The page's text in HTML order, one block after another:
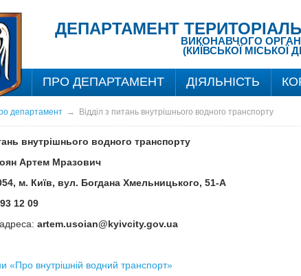
ДЕПАРТАМЕНТ
ВИКОНАВЧОГО
(КИЇВСЬКОЇ МІСЬКОЇ
ПРО ДЕПАРТАМЕНТ ДІЯЛЬНІСТЬ
департамент→ Відділ з питань внутрішнього водного транспорту
внутрішнього водного транспорту
Артем Мразович
м. Київ, вул. Богдана Хмельницького, 51-А
12 09
artem.usoian@kyivcity.gov.ua
«Про внутрішній водний транспорт»